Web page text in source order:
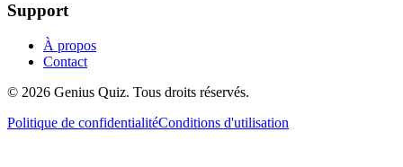
Support
À propos
Contact
© 2026 Genius Quiz. Tous droits réservés.
Politique de confidentialitéConditions d'utilisation